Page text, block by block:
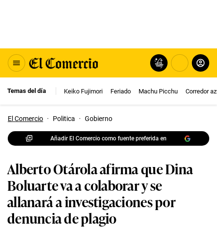
Temas del día Keiko Fujimori Feriado Machu Picchu Corredor
El Comercio · Politica · Gobierno
Añadir El Comercio como fuente preferida en
Alberto Otárola afirma que Dina
Boluarte va a colaborar y se
allanará a investigaciones por
denuncia de plagio